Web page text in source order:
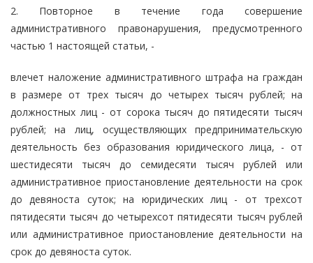
2. Повторное в течение года совершение
административного правонарушения, предусмотренного
частью 1 настоящей статьи, -
влечет наложение административного штрафа на граждан
в размере от трех тысяч до четырех тысяч рублей; на
должностных лиц - от сорока тысяч до пятидесяти тысяч
рублей; на лиц, осуществляющих предпринимательскую
деятельность без образования юридического лица, - от
шестидесяти тысяч до семидесяти тысяч рублей или
административное приостановление деятельности на срок
до девяноста суток; на юридических лиц - от трехсот
пятидесяти тысяч до четырехсот пятидесяти тысяч рублей
или административное приостановление деятельности на
срок до девяноста суток.